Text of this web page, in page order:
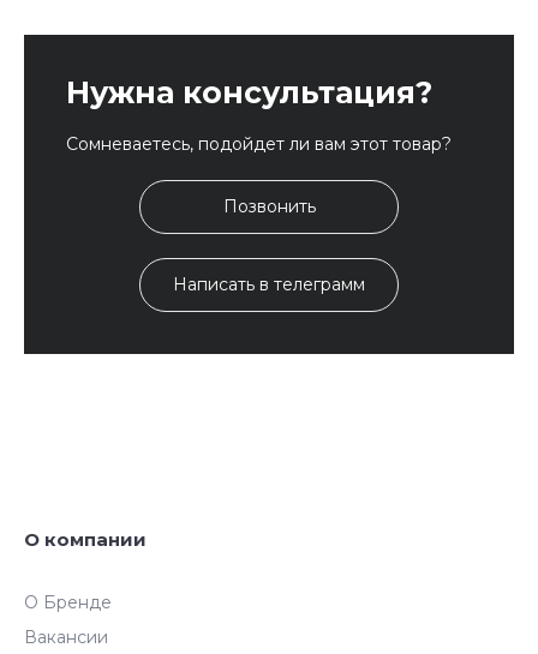
Нужна консультация?
Сомневаетесь, подойдет ли вам этот товар?
Позвонить
Написать в телеграмм
О компании
О Бренде
Вакансии